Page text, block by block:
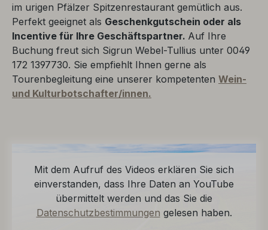
im urigen Pfälzer Spitzenrestaurant gemütlich aus.
Perfekt geeignet als Geschenkgutschein oder als
Incentive für Ihre Geschäftspartner. Auf Ihre
Buchung freut sich Sigrun Webel-Tullius unter 0049
172 1397730. Sie empfiehlt Ihnen gerne als
Tourenbegleitung eine unserer kompetenten Wein-
und Kulturbotschafter/innen.
Mit dem Aufruf des Videos erklären Sie sich
einverstanden, dass Ihre Daten an YouTube
übermittelt werden und das Sie die
Datenschutzbestimmungen gelesen haben.